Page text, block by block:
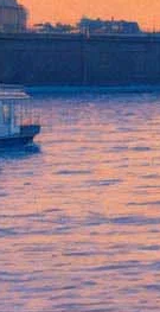
03 декабря 2013,
На Ассамблее
Петербурге в
худрук Малого
коллегам
обратиться к